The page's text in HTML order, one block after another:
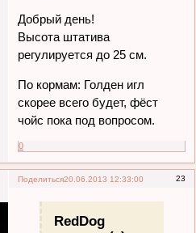
Добрый день!
Высота штатива
регулируется до 25 см.
По кормам: Голден игл
скорее всего будет, фёст
чойс пока под вопросом.
0
Поделиться 23
20.06.2013 12:33:00
RedDog